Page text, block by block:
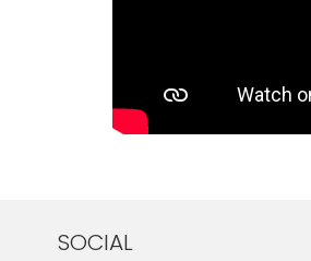
SOCIAL